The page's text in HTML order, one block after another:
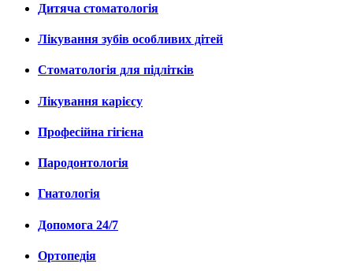
Дитяча стоматологія
Лікування зубів особливих дітей
Стоматологія для підлітків
Лікування карієсу
Професійна гігієна
Пародонтологія
Гнатологія
Допомога 24/7
Ортопедія